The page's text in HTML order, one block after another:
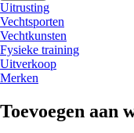
Uitrusting
Vechtsporten
Vechtkunsten
Fysieke training
Uitverkoop
Merken
Toevoegen aan